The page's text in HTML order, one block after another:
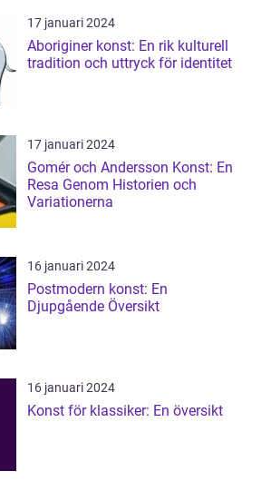
17 januari 2024
Aboriginer konst: En rik kulturell
tradition och uttryck för identitet
17 januari 2024
Gomér och Andersson Konst: En
Resa Genom Historien och
Variationerna
16 januari 2024
Postmodern konst: En
Djupgående Översikt
16 januari 2024
Konst för klassiker: En översikt